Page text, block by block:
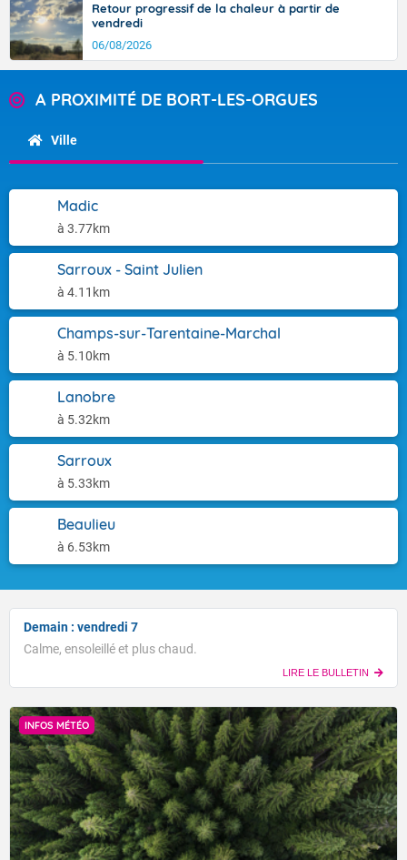
Retour progressif de la chaleur à partir de
vendredi
06/08/2026
A PROXIMITÉ DE BORT-LES-ORGUES
Ville
Madic
à 3.77km
Sarroux - Saint Julien
à 4.11km
Champs-sur-Tarentaine-Marchal
à 5.10km
Lanobre
à 5.32km
Sarroux
à 5.33km
Beaulieu
à 6.53km
Demain : vendredi 7
Calme, ensoleillé et plus chaud.
LIRE LE BULLETIN
INFOS MÉTÉO